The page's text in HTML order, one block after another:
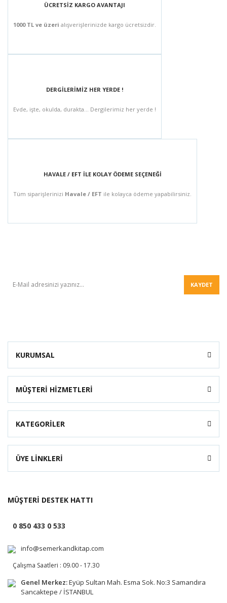
ÜCRETSİZ KARGO AVANTAJI
1000 TL ve üzeri alışverişlerinizde kargo ücretsizdir.
DERGİLERİMİZ HER YERDE !
Evde, işte, okulda, durakta... Dergilerimiz her yerde !
HAVALE / EFT İLE KOLAY ÖDEME SEÇENEĞİ
Tüm siparişlerinizi Havale / EFT ile kolayca ödeme yapabilirsiniz.
KAYDET
KURUMSAL
MÜŞTERİ HİZMETLERİ
KATEGORİLER
ÜYE LİNKLERİ
MÜŞTERİ DESTEK HATTI
0 850 433 0 533
info@semerkandkitap.com
Çalışma Saatleri : 09.00 - 17.30
Genel Merkez:Eyüp Sultan Mah. Esma Sok. No:3 Samandıra
Sancaktepe / İSTANBUL